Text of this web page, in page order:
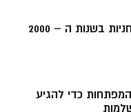
בשנות ה – 2000
5 המפתחות כדי להגיע